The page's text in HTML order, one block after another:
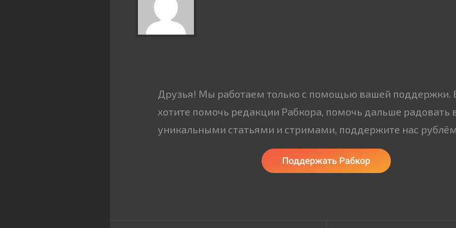
Друзья! Мы работаем только с помощью вашей поддержки.
хотите помочь редакции Рабкора, помочь дальше радовать
уникальными статьями и стримами, поддержите нас